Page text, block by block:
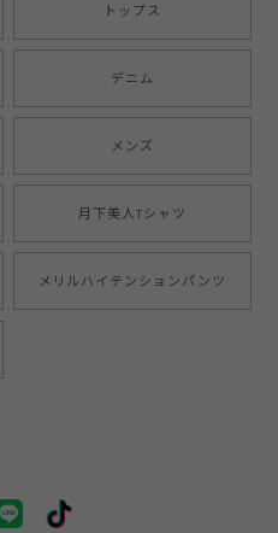
トップス
デニム
メンズ
月下美人Tシャツ
メリルハイテンションパンツ